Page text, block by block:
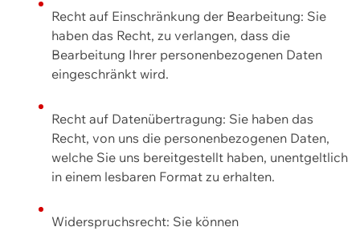
Recht auf Einschränkung der Bearbeitung: Sie
haben das Recht, zu verlangen, dass die
Bearbeitung Ihrer personenbezogenen Daten
eingeschränkt wird.
Recht auf Datenübertragung: Sie haben das
Recht, von uns die personenbezogenen Daten,
welche Sie uns bereitgestellt haben, unentgeltlich
in einem lesbaren Format zu erhalten.
Widerspruchsrecht: Sie können